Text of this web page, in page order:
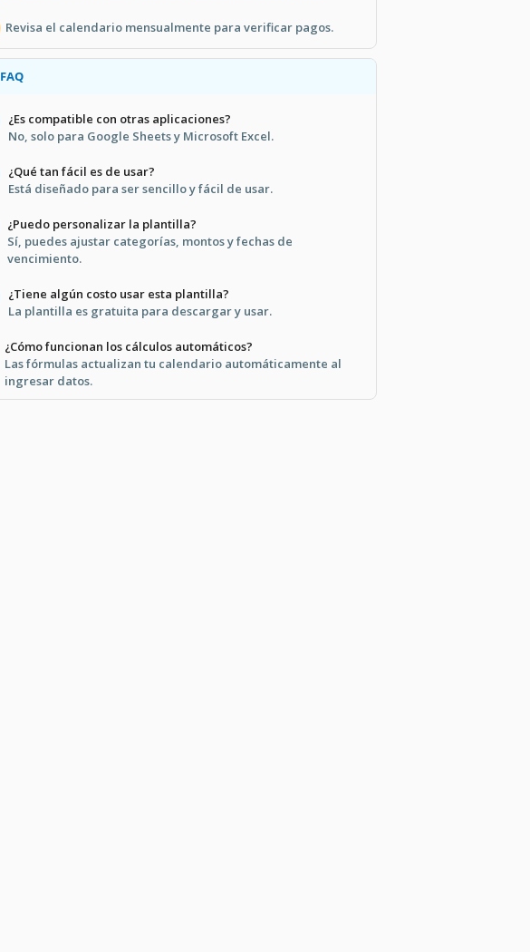
Revisa el calendario mensualmente para verificar pagos.
FAQ
¿Es compatible con otras aplicaciones?
No, solo para Google Sheets y Microsoft Excel.
¿Qué tan fácil es de usar?
Está diseñado para ser sencillo y fácil de usar.
¿Puedo personalizar la plantilla?
Sí, puedes ajustar categorías, montos y fechas de
vencimiento.
¿Tiene algún costo usar esta plantilla?
La plantilla es gratuita para descargar y usar.
¿Cómo funcionan los cálculos automáticos?
Las fórmulas actualizan tu calendario automáticamente al
ingresar datos.